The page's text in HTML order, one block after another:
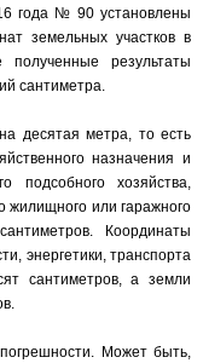
года № 90 установлены
земельных участков в
результаты
сантиметра.
десятая метра, то есть
назначения и
подсобного хозяйства,
жилищного или гаражного
Координаты
энергетики, транспорта
сантиметров, а земли
Может быть,